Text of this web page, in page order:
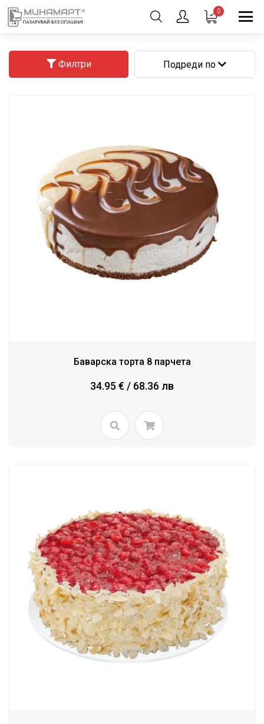
0
Филтри Подреди по
Баварска торта 8 парчета
34.95 € / 68.36 лв